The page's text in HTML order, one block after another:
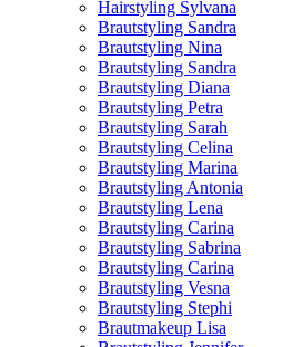
Hairstyling Sylvana
Brautstyling Sandra
Brautstyling Nina
Brautstyling Sandra
Brautstyling Diana
Brautstyling Petra
Brautstyling Sarah
Brautstyling Celina
Brautstyling Marina
Brautstyling Antonia
Brautstyling Lena
Brautstyling Carina
Brautstyling Sabrina
Brautstyling Carina
Brautstyling Vesna
Brautstyling Stephi
Brautmakeup Lisa